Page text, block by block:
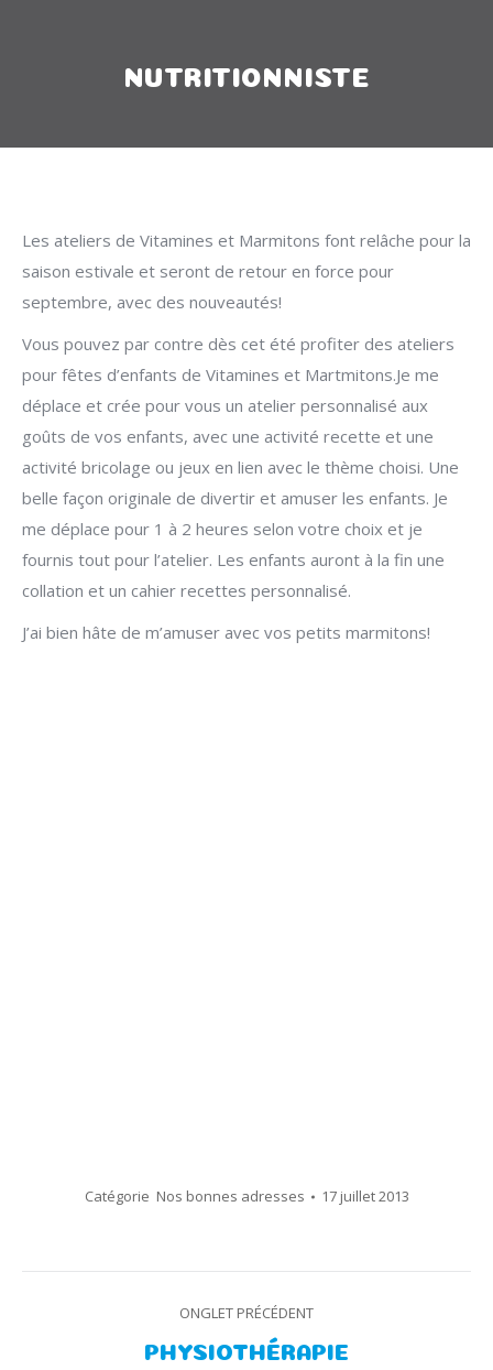
NUTRITIONNISTE
Les ateliers de Vitamines et Marmitons font relâche pour la
saison estivale et seront de retour en force pour
septembre, avec des nouveautés!
Vous pouvez par contre dès cet été profiter des ateliers
pour fêtes d’enfants de Vitamines et Martmitons.Je me
déplace et crée pour vous un atelier personnalisé aux
goûts de vos enfants, avec une activité recette et une
activité bricolage ou jeux en lien avec le thème choisi. Une
belle façon originale de divertir et amuser les enfants. Je
me déplace pour 1 à 2 heures selon votre choix et je
fournis tout pour l’atelier. Les enfants auront à la fin une
collation et un cahier recettes personnalisé.
J’ai bien hâte de m’amuser avec vos petits marmitons!
Catégorie Nos bonnes adresses 17 juillet 2013
ONGLET PRÉCÉDENT
Onglet
PHYSIOTHÉRAPIE